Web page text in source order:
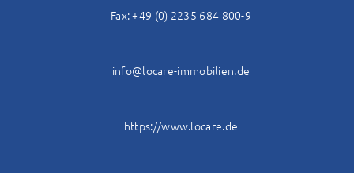
Fax: +49 (0) 2235 684 800-9
info@locare-immobilien.de
https://www.locare.de